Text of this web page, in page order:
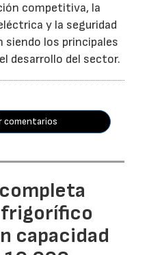
competitiva, la
y la seguridad
los principales
desarrollo del sector.
comentarios
frigorífico
capacidad